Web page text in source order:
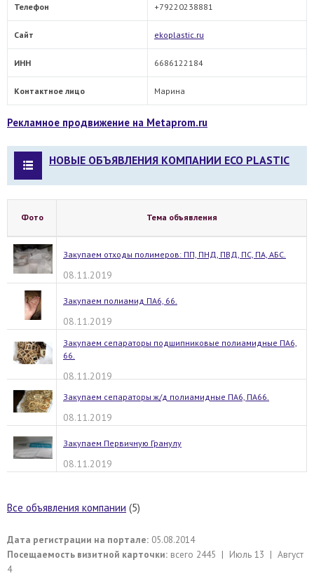
Телефон +79220238881
Сайт ekoplastic.ru
ИНН 6686122184
Контактное лицо Марина
Рекламное продвижение на Metaprom.ru
НОВЫЕ ОБЪЯВЛЕНИЯ КОМПАНИИ ECO PLASTIC
Фото Тема объявления
Закупаем отходы полимеров: ПП, ПНД, ПВД, ПС, ПА, АБС.
08.11.2019
Закупаем полиамид ПА6, 66.
08.11.2019
Закупаем сепараторы подшипниковые полиамидные ПА6,
66.
08.11.2019
Закупаем сепараторы ж/д полиамидные ПА6, ПА66.
08.11.2019
Закупаем Первичную Гранулу
08.11.2019
Все объявления компании (5)
Дата регистрации на портале: 05.08.2014
Посещаемость визитной карточки: всего 2445 | Июль 13 | Август
4